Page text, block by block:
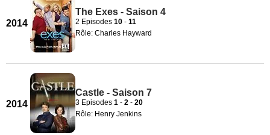
2014
The Exes - Saison 4
2 Episodes 10 - 11
Rôle: Charles Hayward
2014
Castle - Saison 7
3 Episodes 1 - 2 - 20
Rôle: Henry Jenkins